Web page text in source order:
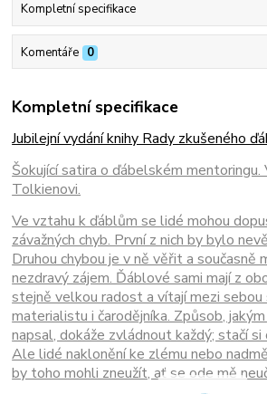
Kompletní specifikace
Komentáře 0
Kompletní specifikace
Jubilejní vydání knihy Rady zkušeného
Šokující satira o ďábelském mentoringu.
Tolkienovi.
Ve vztahu k ďáblům se lidé mohou
závažných chyb. První z nich by bylo
Druhou chybou je v ně věřit a současně
nezdravý zájem. Ďáblové sami mají z
stejně velkou radost a vítají mezi sebou
materialistu i čarodějníka. Způsob,
napsal, dokáže zvládnout každý; stačí
Ale lidé naklonění ke zlému nebo
by toho mohli zneužít, ať se ode mě